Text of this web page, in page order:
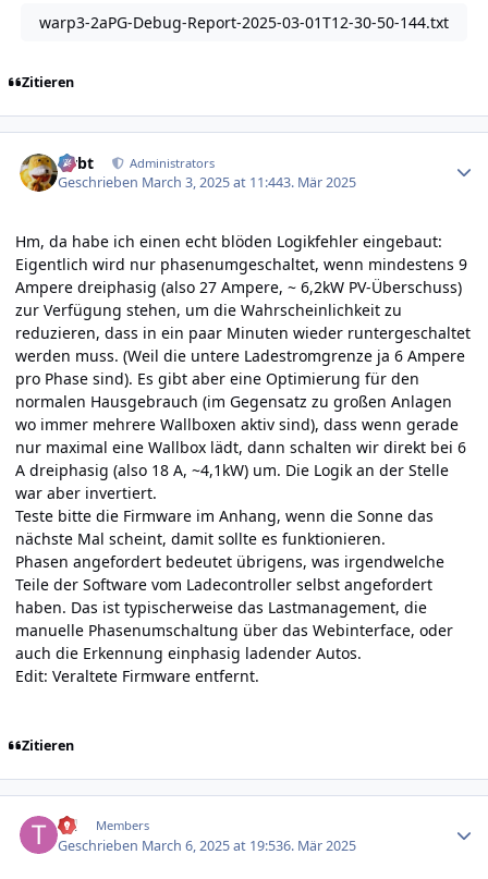
warp3-2aPG-Debug-Report-2025-03-01T12-30-50-144.txt
Zitieren
rtrbt Administrators
Geschrieben March 3, 2025 at 11:443. Mär 2025
Hm, da habe ich einen echt blöden Logikfehler eingebaut:
Eigentlich wird nur phasenumgeschaltet, wenn mindestens 9
Ampere dreiphasig (also 27 Ampere, ~ 6,2kW PV-Überschuss)
zur Verfügung stehen, um die Wahrscheinlichkeit zu
reduzieren, dass in ein paar Minuten wieder runtergeschaltet
werden muss. (Weil die untere Ladestromgrenze ja 6 Ampere
pro Phase sind). Es gibt aber eine Optimierung für den
normalen Hausgebrauch (im Gegensatz zu großen Anlagen
wo immer mehrere Wallboxen aktiv sind), dass wenn gerade
nur maximal eine Wallbox lädt, dann schalten wir direkt bei 6
A dreiphasig (also 18 A, ~4,1kW) um. Die Logik an der Stelle
war aber invertiert.
Teste bitte die Firmware im Anhang, wenn die Sonne das
nächste Mal scheint, damit sollte es funktionieren.
Phasen angefordert bedeutet übrigens, was irgendwelche
Teile der Software vom Ladecontroller selbst angefordert
haben. Das ist typischerweise das Lastmanagement, die
manuelle Phasenumschaltung über das Webinterface, oder
auch die Erkennung einphasig ladender Autos.
Edit: Veraltete Firmware entfernt.
Zitieren
till Members
Geschrieben March 6, 2025 at 19:536. Mär 2025